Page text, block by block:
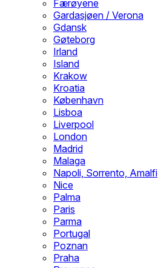
Færøyene
Gardasjøen / Verona
Gdansk
Gøteborg
Irland
Island
Krakow
Kroatia
København
Lisboa
Liverpool
London
Madrid
Malaga
Napoli, Sorrento, Amalfi
Nice
Palma
Paris
Parma
Portugal
Poznan
Praha